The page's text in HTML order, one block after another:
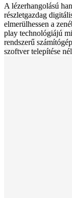
A lézerhangolású
részletgazdag
elmerülhessen a
play technológiájú
rendszerű
szoftver telepítése